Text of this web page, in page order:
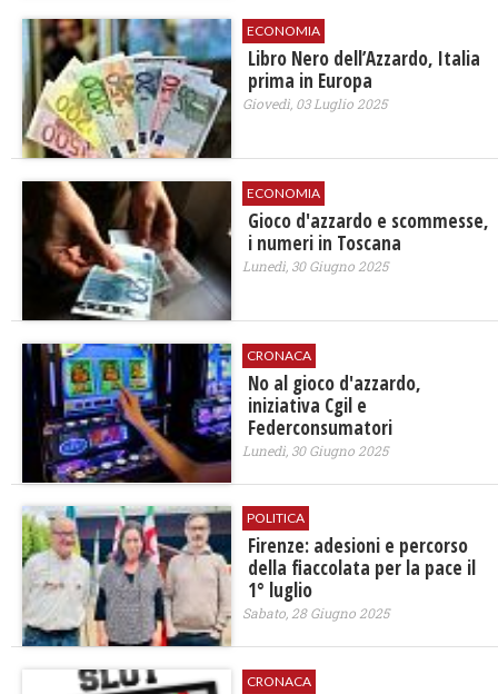
ECONOMIA
Libro Nero dell’Azzardo, Italia
prima in Europa
Giovedì, 03 Luglio 2025
ECONOMIA
Gioco d'azzardo e scommesse,
i numeri in Toscana
Lunedì, 30 Giugno 2025
CRONACA
No al gioco d'azzardo,
iniziativa Cgil e
Federconsumatori
Lunedì, 30 Giugno 2025
POLITICA
Firenze: adesioni e percorso
della fiaccolata per la pace il
1° luglio
Sabato, 28 Giugno 2025
CRONACA